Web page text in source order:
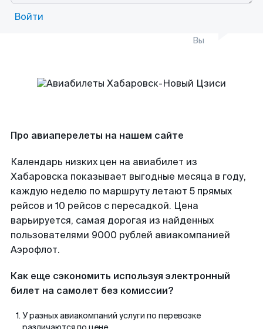
Войти
Вы
Про авиаперелеты на нашем сайте
Календарь низких цен на авиабилет из
Хабаровска показывает выгодные месяца в году,
каждую неделю по маршруту летают 5 прямых
рейсов и 10 рейсов с пересадкой. Цена
варьируется, самая дорогая из найденных
пользователями 9000 рублей авиакомпанией
Аэрофлот.
Как еще сэкономить используя электронный
билет на самолет без комиссии?
У разных авиакомпаний услуги по перевозке